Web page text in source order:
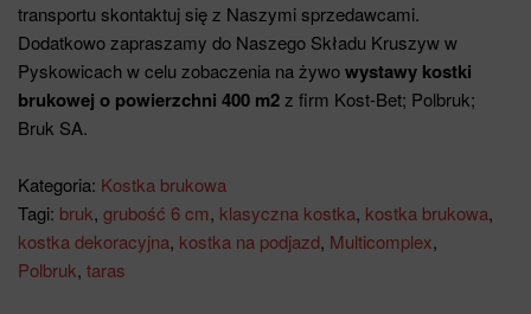
transportu skontaktuj się z Naszymi sprzedawcami.
Dodatkowo zapraszamy do Naszego Składu Kruszyw w
Pyskowicach w celu zobaczenia na żywowystawy kostki
brukowej o powierzchni 400 m2 z firm Kost-Bet; Polbruk;
Bruk SA.
Kategoria: Kostka brukowa
Tagi: bruk, grubość 6 cm, klasyczna kostka, kostka brukowa,
kostka dekoracyjna, kostka na podjazd, Multicomplex,
Polbruk, taras